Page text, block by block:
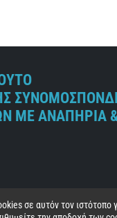
ΜΕ ΑΝΑΠΗΡΙΑ
σε αυτόν τον